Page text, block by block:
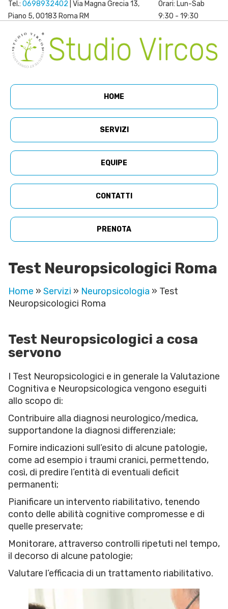
Tel.: 0698932402 | Via Magna Grecia 13,
Piano 5, 00183 Roma RM
Orari: Lun-Sab
9:30 - 19:30
HOME
SERVIZI
EQUIPE
CONTATTI
PRENOTA
Test Neuropsicologici Roma
Home » Servizi » Neuropsicologia » Test
Neuropsicologici Roma
Test Neuropsicologici a cosa
servono
I Test Neuropsicologici e in generale la Valutazione
Cognitiva e Neuropsicologica vengono eseguiti
allo scopo di:
Contribuire alla diagnosi neurologico/medica,
supportandone la diagnosi differenziale;
Fornire indicazioni sull’esito di alcune patologie,
come ad esempio i traumi cranici, permettendo,
così, di predire l’entità di eventuali deficit
permanenti;
Pianificare un intervento riabilitativo, tenendo
conto delle abilità cognitive compromesse e di
quelle preservate;
Monitorare, attraverso controlli ripetuti nel tempo,
il decorso di alcune patologie;
Valutare l’efficacia di un trattamento riabilitativo.